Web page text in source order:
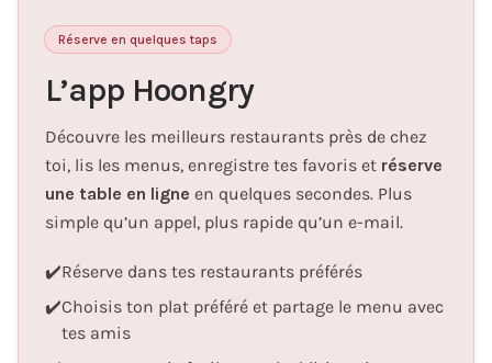
Réserve en quelques taps
L’app Hoongry
Découvre les meilleurs restaurants près de chez
toi, lis les menus, enregistre tes favoris et réserve
une table en ligne en quelques secondes. Plus
simple qu’un appel, plus rapide qu’un e-mail.
✔️Réserve dans tes restaurants préférés
✔️Choisis ton plat préféré et partage le menu avec
tes amis